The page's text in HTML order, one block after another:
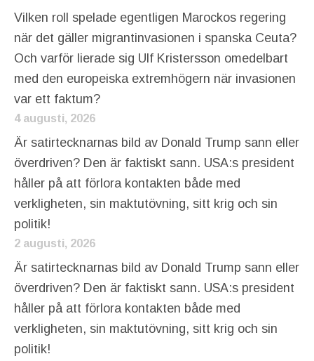
Vilken roll spelade egentligen Marockos regering
när det gäller migrantinvasionen i spanska Ceuta?
Och varför lierade sig Ulf Kristersson omedelbart
med den europeiska extremhögern när invasionen
var ett faktum?
4 augusti, 2026
Är satirtecknarnas bild av Donald Trump sann eller
överdriven? Den är faktiskt sann. USA:s president
håller på att förlora kontakten både med
verkligheten, sin maktutövning, sitt krig och sin
politik!
2 augusti, 2026
Är satirtecknarnas bild av Donald Trump sann eller
överdriven? Den är faktiskt sann. USA:s president
håller på att förlora kontakten både med
verkligheten, sin maktutövning, sitt krig och sin
politik!